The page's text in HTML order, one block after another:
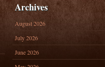
Archives
August 2026
July 2026
June 2026